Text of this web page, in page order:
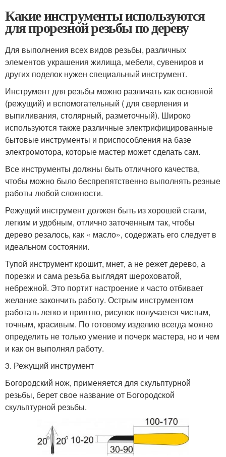
Какие инструменты используются
для прорезной резьбы по дереву
Для выполнения всех видов резьбы, различных
элементов украшения жилища, мебели, сувениров и
других поделок нужен специальный инструмент.
Инструмент для резьбы можно различать как основной
(режущий) и вспомогательный ( для сверления и
выпиливания, столярный, разметочный). Широко
используются также различные электрифицированные
бытовые инструменты и приспособления на базе
электромотора, которые мастер может сделать сам.
Все инструменты должны быть отличного качества,
чтобы можно было беспрепятственно выполнять резные
работы любой сложности.
Режущий инструмент должен быть из хорошей стали,
легким и удобным, отлично заточенным так, чтобы
дерево резалось, как « масло», содержать его следует в
идеальном состоянии.
Тупой инструмент крошит, мнет, а не режет дерево, а
порезки и сама резьба выглядят шероховатой,
небрежной. Это портит настроение и часто отбивает
желание закончить работу. Острым инструментом
работать легко и приятно, рисунок получается чистым,
точным, красивым. По готовому изделию всегда можно
определить не только умение и почерк мастера, но и чем
и как он выполнял работу.
3. Режущий инструмент
Богородский нож, применяется для скульптурной
резьбы, берет свое название от Богородской
скульптурной резьбы.